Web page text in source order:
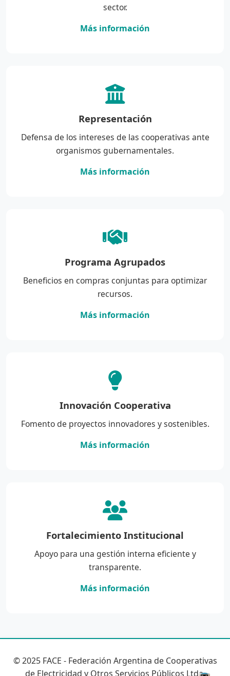
sector.
Más información
Representación
Defensa de los intereses de las cooperativas ante
organismos gubernamentales.
Más información
Programa Agrupados
Beneficios en compras conjuntas para optimizar
recursos.
Más información
Innovación Cooperativa
Fomento de proyectos innovadores y sostenibles.
Más información
Fortalecimiento Institucional
Apoyo para una gestión interna eficiente y
transparente.
Más información
© 2025 FACE - Federación Argentina de Cooperativas
de Electricidad y Otros Servicios Públicos Ltda.